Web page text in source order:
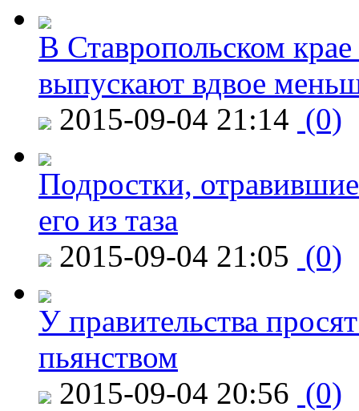
В Ставропольском
выпускают вдвое
2015-09-04 21:14 (0)
Подростки,
его из таза
2015-09-04 21:05 (0)
У правительства
пьянством
2015-09-04 20:56 (0)